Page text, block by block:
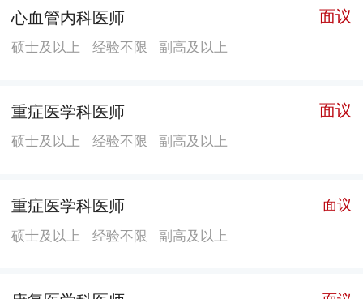
心血管内科医师 面议
硕士及以上 经验不限 副高及以上
重症医学科医师​ 面议
硕士及以上 经验不限 副高及以上
重症医学科医师​ 面议
硕士及以上 经验不限 副高及以上